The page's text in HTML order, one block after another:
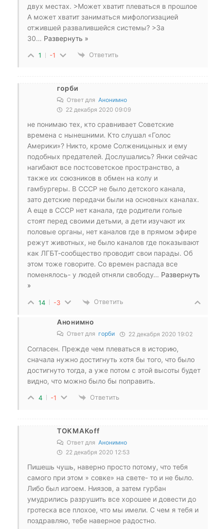
двух местах. >Может хватит плеваться в прошлое
А может хватит заниматься мифологизацией
отжившей развалившейся системы? >За
30… Развернуть »
1 -1 Ответить
горби
Ответ для Анонимно
22 декабря 2020 09:09
не понимаю тех, кто сравнивает Советские
времена с нынешними. Кто слушал «Голос
Америки»? Никто, кроме Солженицыных и ему
подобных предателей. Дослушались? Янки сейчас
нагибают все постсоветское пространство, а
также их союзников в обмен на колу и
гамбургеры. В СССР не было детского канала,
зато детские передачи были на основных каналах.
А еще в СССР нет канала, где родители голые
стоят перед своими детьми, а дети изучают их
половые органы, нет каналов где в прямом эфире
режут животных, не было каналов где показывают
как ЛГБТ-сообщество проводит свои парады. Об
этом тоже говорите. Со времен распада все
поменялось- у людей отняли свободу… Развернуть
»
14 -3 Ответить
Анонимно
Ответ для горби 22 декабря 2020 19:02
Согласен. Прежде чем плеваться в историю,
сначала нужно достигнуть хотя бы того, что было
достигнуто тогда, а уже потом с этой высоты будет
видно, что можно было бы поправить.
4 -1 Ответить
ТОКМАКоff
Ответ для Анонимно
22 декабря 2020 12:53
Пишешь чушь, наверно просто потому, что тебя
самого при этом » совке» на свете- то и не было.
Либо был изгоем. Ниязов, а затем гурбан
умудрились разрушить все хорошее и довести до
гротеска все плохое, что мы имели. С чем я тебя и
поздравляю, тебе наверное радостно.